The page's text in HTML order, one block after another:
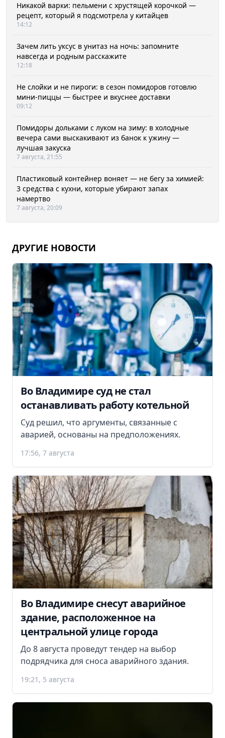
Никакой варки: пельмени с хрустящей корочкой —
рецепт, который я подсмотрела у китайцев
14:12
Зачем лить уксус в унитаз на ночь: запомните
навсегда и родным расскажите
12:18
Не слойки и не пироги: в сезон помидоров готовлю
мини-пиццы — быстрее и вкуснее доставки
09:12
Помидоры дольками с луком на зиму: в холодные
вечера сами выскакивают из банок к ужину —
лучшая закуска
7 августа, 21:55
Пластиковый контейнер воняет — не бегу за химией:
3 средства с кухни, которые убирают запах
намертво
7 августа, 20:09
ДРУГИЕ НОВОСТИ
Во Владимире суд не стал
останавливать работу котельной
Суд решил, что аргументы, связанные с
аварией, основаны на предположениях.
17:56, 7 августа
Во Владимире снесут аварийное
здание, расположенное на
центральной улице города
До 8 августа проведут тендер на выбор
подрядчика для сноса аварийного здания.
19:21, 5 августа